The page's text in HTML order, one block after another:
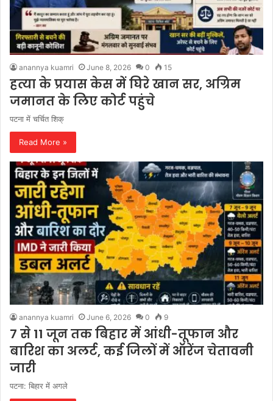
anannya kuamri June 8, 2026 0 15
हत्या के प्रयास केस में घिरे खान सर, अग्रिम
जमानत के लिए कोर्ट पहुंचे
पटना में चर्चित शिक्
Read More »
anannya kuamri June 6, 2026 0 9
7 से 11 जून तक बिहार में आंधी-तूफान और
बारिश का अलर्ट, कई जिलों में ऑरेंज चेतावनी
जारी
पटना: बिहार में अगले